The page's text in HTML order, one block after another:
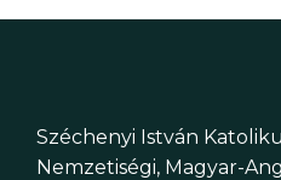
Széchenyi István
Nemzetiségi, Magyar-